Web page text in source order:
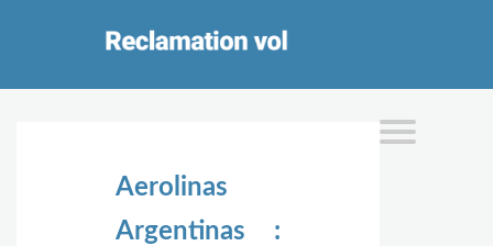
Aerolinas
Argentinas :